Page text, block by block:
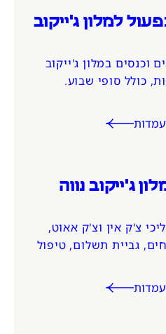
למלון ג'ייקוב
וכנסים במלון ג'ייקוב
כולל סופי שבוע.
ג'ייקוב נווה
צ'ק אין וצ'ק אאוט,
גביית תשלום, טיפול
במשמרות
וחגים). המשרה